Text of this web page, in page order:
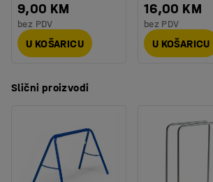
9,00 KM
bez PDV
U KOŠARICU
16,00 KM
bez PDV
U KOŠARICU
Slični proizvodi